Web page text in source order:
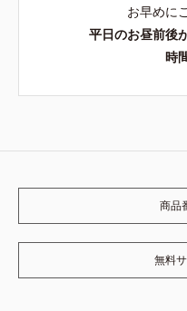
お早めに
平日のお昼前後
時
商品
無料